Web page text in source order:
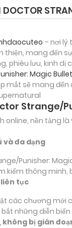
– nơi lý
mang đến
phiêu lưu, kinh
Magic
mắt sẽ mang
Strange/
online, nền tảng
và đa dạng
Punisher:
kiếm thông
tục
các chương mới
những diễn
không bị gián